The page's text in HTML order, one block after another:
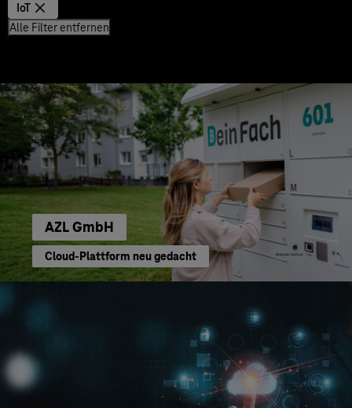
IoT
Alle Filter entfernen
AZL GmbH
Cloud-Plattform neu gedacht